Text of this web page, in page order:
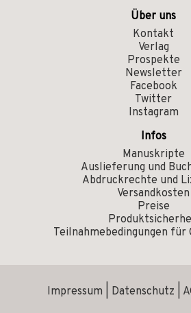
Über uns
Kontakt
Verlag
Prospekte
Newsletter
Facebook
Twitter
Instagram
Infos
Manuskripte
Auslieferung und
Abdruckrechte und
Versandkosten
Preise
Teilnahmebedingungen für
Impressum Datenschutz